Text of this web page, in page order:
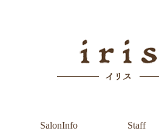
SalonInfo Staff